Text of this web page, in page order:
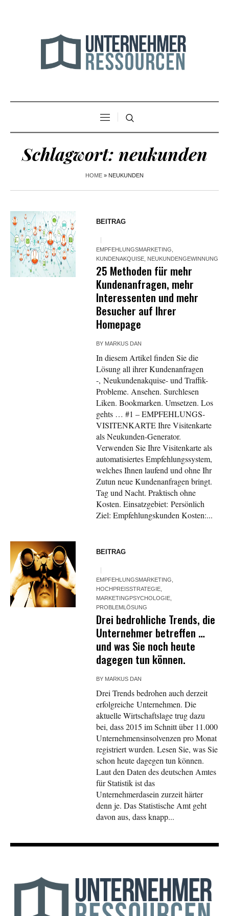
Schlagwort: neukunden
HOME » NEUKUNDEN
BEITRAG
EMPFEHLUNGSMARKETING,
KUNDENAKQUISE, NEUKUNDENGEWINNUNG
25 Methoden für mehr
Kundenanfragen, mehr
Interessenten und mehr
Besucher auf Ihrer
Homepage
BY MARKUS DAN
In diesem Artikel finden Sie die
Lösung all ihrer Kundenanfragen
-, Neukundenakquise- und Traffik-
Probleme. Ansehen. Surchlesen
Liken. Bookmarken. Umsetzen. Los
gehts … #1 – EMPFEHLUNGS-
VISITENKARTE Ihre Visitenkarte
als Neukunden-Generator.
Verwenden Sie Ihre Visitenkarte als
automatisiertes Empfehlungssystem,
welches Ihnen laufend und ohne Ihr
Zutun neue Kundenanfragen bringt.
Tag und Nacht. Praktisch ohne
Kosten. Einsatzgebiet: Persönlich
Ziel: Empfehlungskunden Kosten:...
BEITRAG
EMPFEHLUNGSMARKETING,
HOCHPREISSTRATEGIE,
MARKETINGPSYCHOLOGIE,
PROBLEMLÖSUNG
Drei bedrohliche Trends, die
Unternehmer betreffen …
und was Sie noch heute
dagegen tun können.
BY MARKUS DAN
Drei Trends bedrohen auch derzeit
erfolgreiche Unternehmen. Die
aktuelle Wirtschaftslage trug dazu
bei, dass 2015 im Schnitt über 11.000
Unternehmensinsolvenzen pro Monat
registriert wurden. Lesen Sie, was Sie
schon heute dagegen tun können.
Laut den Daten des deutschen Amtes
für Statistik ist das
Unternehmerdasein zurzeit härter
denn je. Das Statistische Amt geht
davon aus, dass knapp...